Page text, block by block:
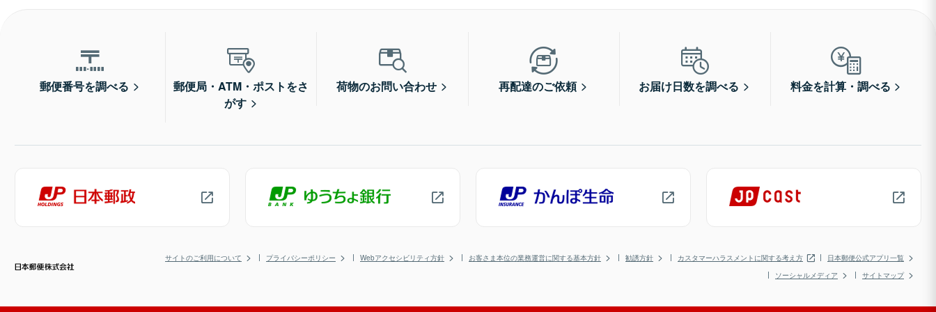
郵便番号を調べる
郵便局・ATM・ポストをさ
がす
荷物のお問い合わせ 再配達のご依頼 お届け日数を調べる 料金を計算・調べる
サイトのご利用について プライバシーポリシー Webアクセシビリティ方針 お客さま本位の業務運営に関する基本方針 勧誘方針 カスタマーハラスメントに関する考え方
日本郵便公式アプリ一覧
ソーシャルメディア
サイトマップ